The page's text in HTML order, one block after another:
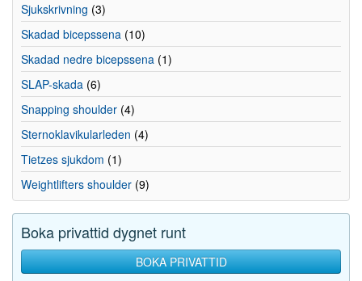
Sjukskrivning (3)
Skadad bicepssena (10)
Skadad nedre bicepssena (1)
SLAP-skada (6)
Snapping shoulder (4)
Sternoklavikularleden (4)
Tietzes sjukdom (1)
Weightlifters shoulder (9)
Boka privattid dygnet runt
BOKA PRIVATTID